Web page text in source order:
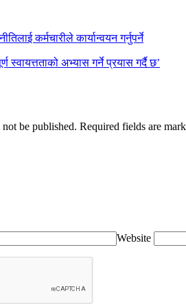
कर्मचारीले कार्यान्वयन गर्नुपर्ने
स्वायत्तताको अभ्यास गर्ने प्रयास गर्दै छ’
be published. Required fields are
Website